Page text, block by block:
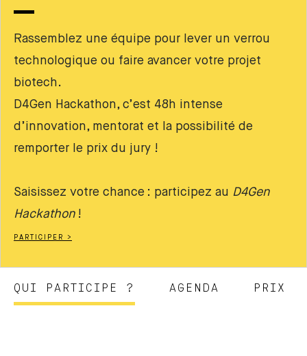
Rassemblez une équipe pour lever un verrou
technologique ou faire avancer votre projet
biotech.
D4Gen Hackathon, c’est 48h intense
d’innovation, mentorat et la possibilité de
remporter le prix du jury !
Saisissez votre chance : participez au D4Gen
Hackathon !
PARTICIPER >
QUI PARTICIPE ? AGENDA PRIX